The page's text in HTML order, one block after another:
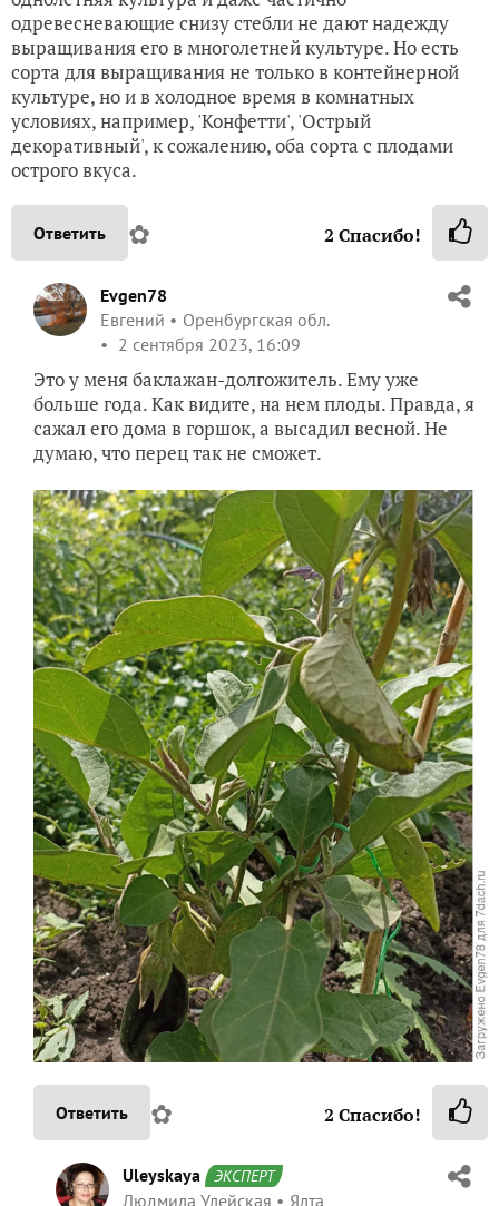
одревесневающие снизу стебли не дают надежду
выращивания его в многолетней культуре. Но есть
сорта для выращивания не только в контейнерной
культуре, но и в холодное время в комнатных
условиях, например, 'Конфетти', 'Острый
декоративный', к сожалению, оба сорта с плодами
острого вкуса.
Ответить ✿ 2 Спасибо!
Evgen78
Евгений
Оренбургская обл.
2 сентября 2023, 16:09
Это у меня баклажан-долгожитель. Ему уже
больше года. Как видите, на нем плоды. Правда, я
сажал его дома в горшок, а высадил весной. Не
думаю, что перец так не сможет.
Ответить ✿ 2 Спасибо!
Uleyskaya ЭКСПЕРТ
Людмила Улейская
Ялта